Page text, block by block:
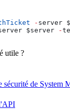
- server
$server -
utile ?
sécurité de System